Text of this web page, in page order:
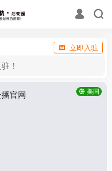
立即入驻
！
美国